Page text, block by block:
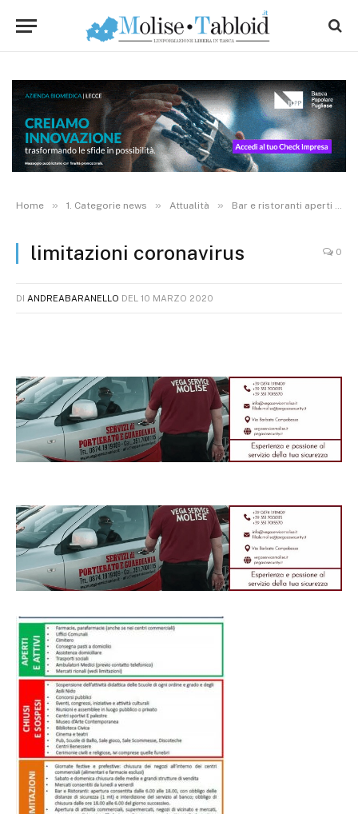
Home » 1. Categorie news » Attualità » Bar e ristoranti aperti fino alle 18, ok servizio a domicilio. Spostamenti con autocertificazione. Le disposizioni aggiornate. Video
limitazioni coronavirus 0
DI ANDREABARANELLO DEL 10 MARZO 2020